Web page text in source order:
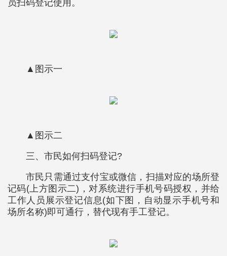
员扫码登记使用。
▲图示一
▲图示二
三、市民如何扫码登记?
市民只需通过支付宝或微信，扫描对应的场所登
记码(上方图示二)，对系统进行手机号码授权，并给
工作人员展示登记信息(如下图，自动显示手机号和
场所名称)即可通行，替代现有手工登记。